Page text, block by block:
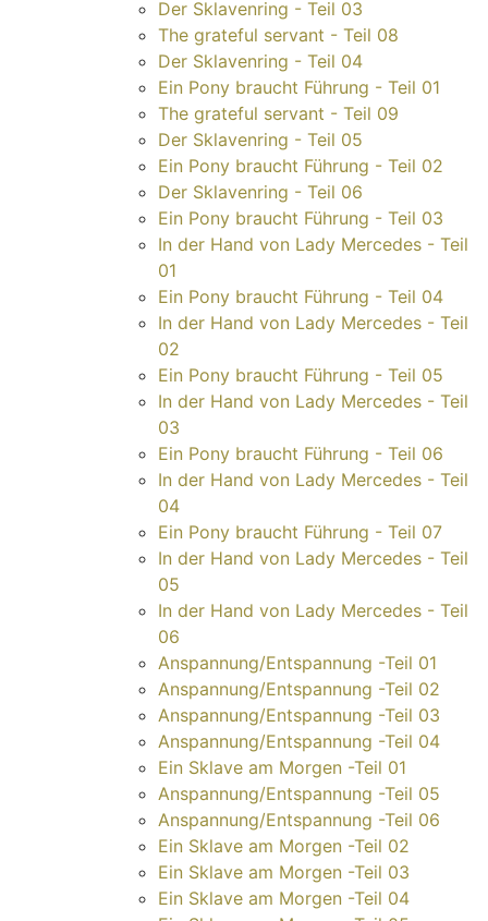
Der Sklavenring - Teil 03
The grateful servant - Teil 08
Der Sklavenring - Teil 04
Ein Pony braucht Führung - Teil 01
The grateful servant - Teil 09
Der Sklavenring - Teil 05
Ein Pony braucht Führung - Teil 02
Der Sklavenring - Teil 06
Ein Pony braucht Führung - Teil 03
In der Hand von Lady Mercedes - Teil
01
Ein Pony braucht Führung - Teil 04
In der Hand von Lady Mercedes - Teil
02
Ein Pony braucht Führung - Teil 05
In der Hand von Lady Mercedes - Teil
03
Ein Pony braucht Führung - Teil 06
In der Hand von Lady Mercedes - Teil
04
Ein Pony braucht Führung - Teil 07
In der Hand von Lady Mercedes - Teil
05
In der Hand von Lady Mercedes - Teil
06
Anspannung/Entspannung -Teil 01
Anspannung/Entspannung -Teil 02
Anspannung/Entspannung -Teil 03
Anspannung/Entspannung -Teil 04
Ein Sklave am Morgen -Teil 01
Anspannung/Entspannung -Teil 05
Anspannung/Entspannung -Teil 06
Ein Sklave am Morgen -Teil 02
Ein Sklave am Morgen -Teil 03
Ein Sklave am Morgen -Teil 04